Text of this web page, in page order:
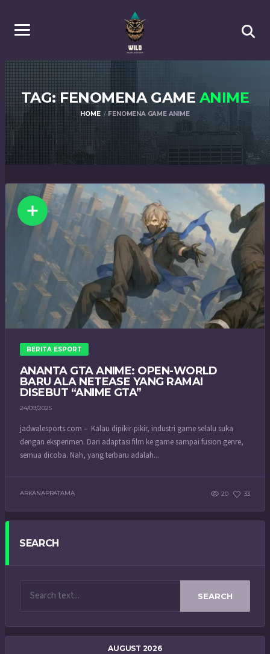
TAG: FENOMENA GAME ANIME
HOME FENOMENA GAME ANIME
BERITA ESPORT
ANANTA GTA ANIME: OPEN-WORLD
BARU ALA NETEASE YANG RAMAI
DISEBUT “ANIME GTA”
24/09/2025
jadwalesports.com – Kalau dipikir-pikir, industri game selalu suka
dengan eksperimen. Dari adaptasi film ke game sampai fusion genre,
semua dicoba. Nah, yang terbaru adalah...
ARKANAPRATAMA 20 33
SEARCH
SEARCH
AUGUST 2026